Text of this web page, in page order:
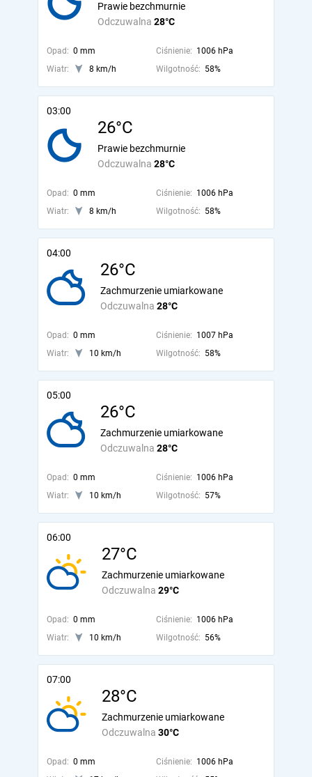
Odczuwalna 28°C
Prawie bezchmurnie
Opad: 0 mm Ciśnienie: 1006 hPa
Wiatr:
8 km/h Wilgotność: 58%
03:00
26°C
Odczuwalna 28°C
Prawie bezchmurnie
Opad: 0 mm Ciśnienie: 1006 hPa
Wiatr:
8 km/h Wilgotność: 58%
04:00
26°C
Odczuwalna 28°C
Zachmurzenie umiarkowane
Opad: 0 mm Ciśnienie: 1007 hPa
Wiatr:
10 km/h Wilgotność: 58%
05:00
26°C
Odczuwalna 28°C
Zachmurzenie umiarkowane
Opad: 0 mm Ciśnienie: 1006 hPa
Wiatr:
10 km/h Wilgotność: 57%
06:00
27°C
Odczuwalna 29°C
Zachmurzenie umiarkowane
Opad: 0 mm Ciśnienie: 1006 hPa
Wiatr:
10 km/h Wilgotność: 56%
07:00
28°C
Odczuwalna 30°C
Zachmurzenie umiarkowane
Opad: 0 mm Ciśnienie: 1006 hPa